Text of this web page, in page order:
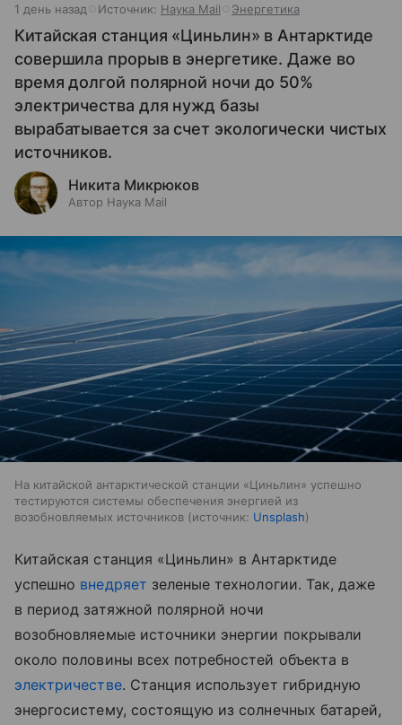
1 день назад Источник: Наука Mail Энергетика
Китайская станция «Циньлин» в Антарктиде
совершила прорыв в энергетике. Даже во
время долгой полярной ночи до 50%
электричества для нужд базы
вырабатывается за счет экологически чистых
источников.
Никита Микрюков
Автор Наука Mail
На китайской антарктической станции «Циньлин» успешно
тестируются системы обеспечения энергией из
возобновляемых источников
источник: Unsplash
Китайская станция «Циньлин» в Антарктиде
успешно внедряет зеленые технологии. Так, даже
в период затяжной полярной ночи
возобновляемые источники энергии покрывали
около половины всех потребностей объекта в
электричестве. Станция использует гибридную
энергосистему, состоящую из солнечных батарей,